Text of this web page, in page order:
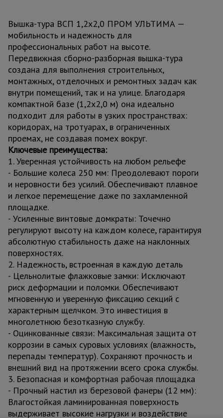
Вышка-тура ВСП 1,2x2,0 ПРОМ УЛЬТИМА —
мобильность и надежность для
профессиональных работ на высоте.
Передвижная сборно-разборная вышка-тура
создана для выполнения строительных,
монтажных, отделочных и ремонтных задач как
внутри помещений, так и на улице. Благодаря
компактной базе (1,2x2,0 м) она идеально
подходит для работы в узких пространствах:
коридорах, на тротуарах, в ограниченных
проемах, не создавая помех вокруг.
Ключевые преимущества:
1. Уверенная устойчивость на любом рельефе
- Большие колеса 250 мм: Преодолевают пороги
и неровности без усилий. Обеспечивают плавное
и легкое перемещение даже по захламленной
площадке.
- Усиленные винтовые домкраты: Точечно
регулируют высоту на каждом колесе, гарантируя
абсолютную стабильность даже на наклонных
поверхностях.
2. Надежность, встроенная в каждую деталь
- Цельнолитые флажковые замки: Исключают
риск деформации и поломки. Обеспечивают
мгновенную и уверенную фиксацию секций с
характерным щелчком. Это инвестиция в
многолетнюю безотказную службу.
- Оцинкованные связи: Максимальная защита от
коррозии в самых суровых условиях (влажность,
перепады температур). Сохраняют прочность и
внешний вид на протяжении всего срока службы.
3. Безопасная и комфортная рабочая площадка
- Прочный настил из березовой фанеры (12 мм):
Влагостойкая ламинированная поверхность
выдерживает высокие нагрузки и воздействие